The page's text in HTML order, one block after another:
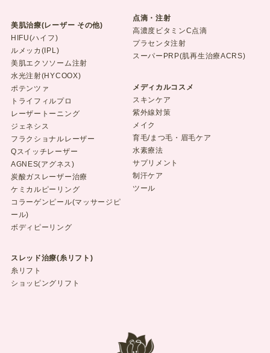
美肌治療(レーザー その他)
HIFU(ハイフ)
ルメッカ(IPL)
美肌エクソソーム注射
水光注射(HYCOOX)
ポテンツァ
トライフィルプロ
レーザートーニング
ジェネシス
フラクショナルレーザー
Qスイッチレーザー
AGNES(アグネス)
炭酸ガスレーザー治療
ケミカルピーリング
コラーゲンピール(マッサージピ
ール)
ボディピーリング
スレッド治療(糸リフト)
糸リフト
ショッピングリフト
点滴・注射
高濃度ビタミンC点滴
プラセンタ注射
スーパーPRP(肌再生治療ACRS)
メディカルコスメ
スキンケア
紫外線対策
メイク
育毛/まつ毛・眉毛ケア
水素療法
サプリメント
制汗ケア
ツール